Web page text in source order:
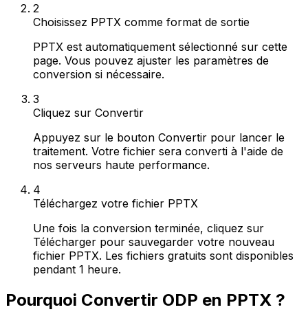
2
Choisissez PPTX comme format de sortie
PPTX est automatiquement sélectionné sur cette
page. Vous pouvez ajuster les paramètres de
conversion si nécessaire.
3
Cliquez sur Convertir
Appuyez sur le bouton Convertir pour lancer le
traitement. Votre fichier sera converti à l'aide de
nos serveurs haute performance.
4
Téléchargez votre fichier PPTX
Une fois la conversion terminée, cliquez sur
Télécharger pour sauvegarder votre nouveau
fichier PPTX. Les fichiers gratuits sont disponibles
pendant 1 heure.
Pourquoi Convertir ODP en PPTX ?